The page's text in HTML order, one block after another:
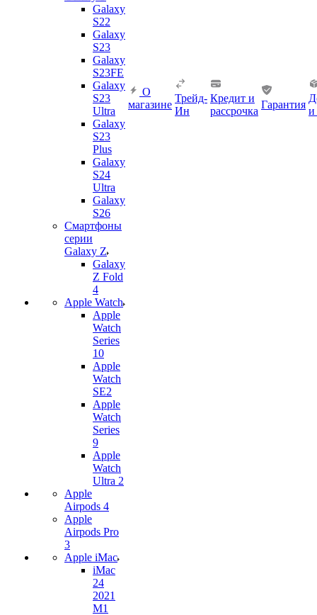
Galaxy
S22
Galaxy
S23
Galaxy
S23FE
Galaxy
S23
Ultra
Galaxy
S23
Plus
Galaxy
S24
Ultra
Galaxy
S26
Смартфоны
серии
Galaxy Z
Galaxy
Z Fold
4
Apple Watch
Apple
Watch
Series
10
Apple
Watch
SE2
Apple
Watch
Series
9
Apple
Watch
Ultra 2
Apple
Airpods 4
Apple
Airpods Pro
3
Apple iMac
iMac
24
2021
M1
О
магазине
Трейд-
Ин
Кредит и
рассрочка
Гарантия
и